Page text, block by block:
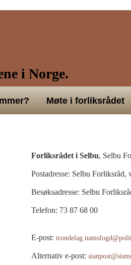
i Norge.
Møte i forliksrådet
Forliksrådet i Selbu, Selbu
Postadresse: Selbu
Besøksadresse: Selbu
Telefon: 73 87 68 00
E-post:
Alternativ e-post: